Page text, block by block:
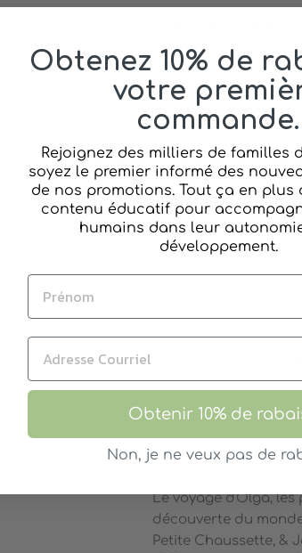
Les souris
elles leurs précieux
même un grimoire à
IL ÉTAIT UNE
D'autres histoires
LES MOUSTACHES
Les Moustaches,
partagent le goût
LE VOYAGE
Le voyage d'Olga,
découverte du
Petite Chaussette, &
Obtenez 10% de
votre
commande.
Rejoignez des milliers de familles
soyez le premier informé des
de nos promotions. Tout ça en plus
contenu éducatif pour
humains dans leur
développement.
Obtenir 10% de
Non, je ne veux pas de